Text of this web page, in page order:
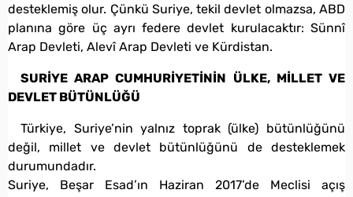
desteklemiş olur. Çünkü Suriye, tekil devlet olmazsa, ABD
planına göre üç ayrı federe devlet kurulacaktır: Sünnî
Arap Devleti, Alevî Arap Devleti ve Kürdistan.
SURİYE ARAP CUMHURİYETİNİN ÜLKE, MİLLET VE
DEVLET BÜTÜNLÜĞÜ
Türkiye, Suriye’nin yalnız toprak (ülke) bütünlüğünü
değil, millet ve devlet bütünlüğünü de desteklemek
durumundadır.
Suriye, Beşar Esad’ın Haziran 2017’de Meclisi açış